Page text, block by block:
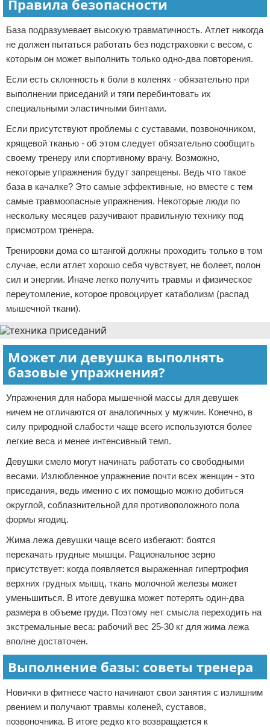
Правила безопасности
База подразумевает высокую травматичность. Атлет никогда
не должен пытаться работать без подстраховки с весом, с
которым он может выполнить только одно-два повторения.
Если есть склонность к боли в коленях - обязательно при
выполнении приседаний и тяги перебинтовать их
специальными эластичными бинтами.
Если присутствуют проблемы с суставами, позвоночником,
хрящевой тканью - об этом следует обязательно сообщить
своему тренеру или спортивному врачу. Возможно,
некоторые упражнения будут запрещены. Ведь что такое
база в качалке? Это самые эффективные, но вместе с тем
самые травмоопасные упражнения. Некоторые люди по
нескольку месяцев разучивают правильную технику под
присмотром тренера.
Тренировки дома со штангой должны проходить только в том
случае, если атлет хорошо себя чувствует, не болеет, полон
сил и энергии. Иначе легко получить травмы и физическое
переутомление, которое провоцирует катаболизм (распад
мышечной ткани).
Может ли девушка выполнять
базовые упражнения?
Упражнения для набора мышечной массы для девушек
ничем не отличаются от аналогичных у мужчин. Конечно, в
силу природной слабости чаще всего используются более
легкие веса и менее интенсивный темп.
Девушки смело могут начинать работать со свободными
весами. Излюбленное упражнение почти всех женщин - это
приседания, ведь именно с их помощью можно добиться
округлой, соблазнительной для противоположного пола
формы ягодиц.
Жима лежа девушки чаще всего избегают: боятся
перекачать грудные мышцы. Рациональное зерно
присутствует: когда появляется выраженная гипертрофия
верхних грудных мышц, ткань молочной железы может
уменьшиться. В итоге девушка может потерять один-два
размера в объеме груди. Поэтому нет смысла переходить на
экстремальные веса: рабочий вес 25-30 кг для жима лежа
вполне достаточен.
Выполнение базы: советы тренера
Новички в фитнесе часто начинают свои занятия с излишним
рвением и получают травмы коленей, суставов,
позвоночника. В итоге редко кто возвращается к